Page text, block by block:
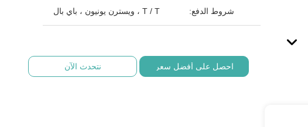
شروط الدفع: T / T ، ويسترن يونيون ، باي بال
احصل على أفضل سعر نتحدث الآن